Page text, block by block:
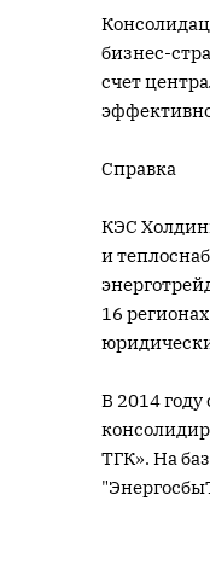
бизнес-
счет
Справка
КЭС
и
16
В 2014
ТГК». На